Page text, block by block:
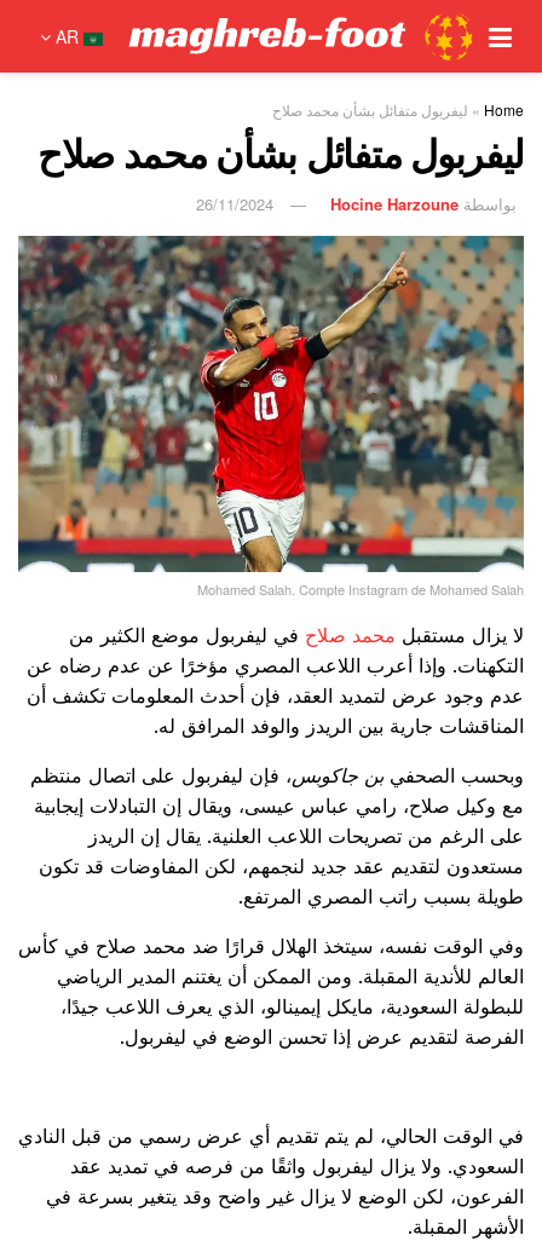
AR
Home
» ليفربول متفائل بشأن محمد صلاح
ليفربول متفائل بشأن محمد صلاح
بواسطة Hocine Harzoune
26/11/2024
Mohamed Salah. Compte Instagram de Mohamed Salah
لا يزال مستقبل محمد صلاح في ليفربول موضع الكثير من
التكهنات. وإذا أعرب اللاعب المصري مؤخرًا عن عدم رضاه عن
عدم وجود عرض لتمديد العقد، فإن أحدث المعلومات تكشف أن
المناقشات جارية بين الريدز والوفد المرافق له.
وبحسب الصحفيبن جاكوبس، فإن ليفربول على اتصال منتظم
مع وكيل صلاح، رامي عباس عيسى، ويقال إن التبادلات إيجابية
على الرغم من تصريحات اللاعب العلنية. يقال إن الريدز
مستعدون لتقديم عقد جديد لنجمهم، لكن المفاوضات قد تكون
طويلة بسبب راتب المصري المرتفع.
وفي الوقت نفسه، سيتخذ الهلال قرارًا ضد محمد صلاح في كأس
العالم للأندية المقبلة. ومن الممكن أن يغتنم المدير الرياضي
للبطولة السعودية، مايكل إيمينالو، الذي يعرف اللاعب جيدًا،
الفرصة لتقديم عرض إذا تحسن الوضع في ليفربول.
في الوقت الحالي، لم يتم تقديم أي عرض رسمي من قبل النادي
السعودي. ولا يزال ليفربول واثقًا من فرصه في تمديد عقد
الفرعون، لكن الوضع لا يزال غير واضح وقد يتغير بسرعة في
الأشهر المقبلة.